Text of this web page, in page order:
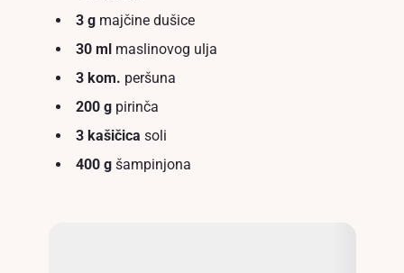
3 gmajčine dušice
30 mlmaslinovog ulja
3 kom. peršuna
200 gpirinča
3 kašičica soli
400 gšampinjona